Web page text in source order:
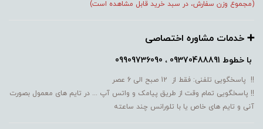
(مجموع وزن سفارش، در سبد خرید قابل مشاهده است)
➕️ خدمات مشاوره اختصاصی
با خطوط 09370488891 ، 09909736090
!! پاسخگویی تلفنی: فقط از 12 صبح الی 6 عصر
!! پاسخگویی تمام وقت از طریق پیامک و واتس آپ ... در تایم های معمول بصورت
آنی و تایم های خاص یا با تلورانس چند ساعته